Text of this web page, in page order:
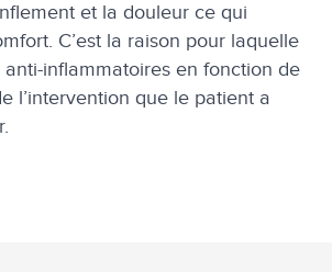
et la douleur ce qui
C’est la raison pour laquelle
anti-inflammatoires en fonction de
l’intervention que le patient a